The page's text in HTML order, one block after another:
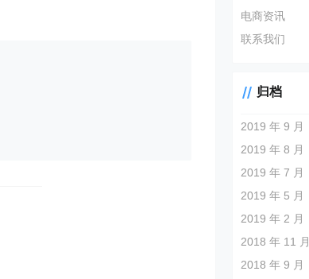
电商资讯
联系我们
归档
2019 年 9 月
2019 年 8 月
2019 年 7 月
2019 年 5 月
2019 年 2 月
2018 年 11 月
2018 年 9 月